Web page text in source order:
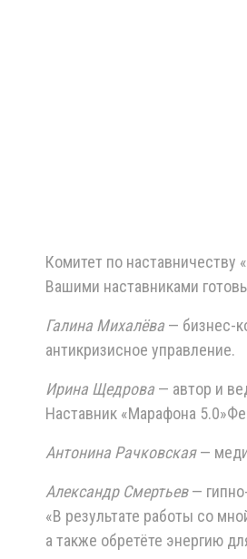
Комитет по наставничеству
Вашими наставниками
Галина Михалёва — бизнес-
антикризисное управление.
Ирина Щедрова — автор и
Наставник «Марафона
Антонина Рачковская—
Александр Смертьев—
«В результате работы со
а также обретёте энергию